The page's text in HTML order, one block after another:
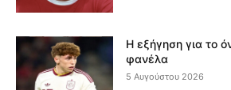
Η εξήγηση για το
φανέλα
5 Αυγούστου 2026